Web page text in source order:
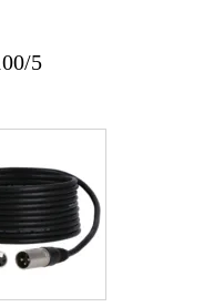
bilanciata
80, 100, 120 Hz
piastra frontale da 18 mm
x 2,5P
cm
5